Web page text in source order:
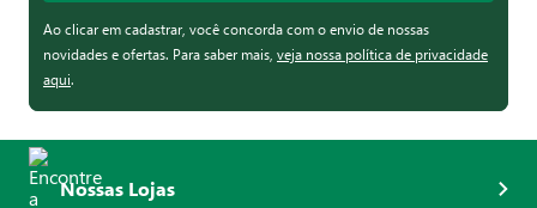
Ao clicar em cadastrar, você concorda com o envio de nossas
novidades e ofertas. Para saber mais, veja nossa política de privacidade
aqui.
Nossas Lojas